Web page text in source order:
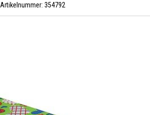
Artikelnummer: 354792